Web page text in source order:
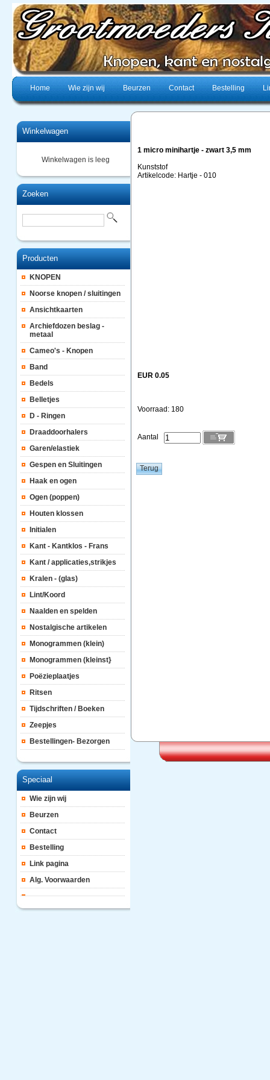
Home Wie zijn wij Beurzen Contact Bestelling
Winkelwagen
Winkelwagen is leeg
Zoeken
Producten
KNOPEN
Noorse knopen / sluitingen
Ansichtkaarten
Archiefdozen beslag -
metaal
Cameo's - Knopen
Band
Bedels
Belletjes
D - Ringen
Draaddoorhalers
Garen/elastiek
Gespen en Sluitingen
Haak en ogen
Ogen (poppen)
Houten klossen
Initialen
Kant - Kantklos - Frans
Kant / applicaties,strikjes
Kralen - (glas)
Lint/Koord
Naalden en spelden
Nostalgische artikelen
Monogrammen (klein)
Monogrammen (kleinst}
Poëzieplaatjes
Ritsen
Tijdschriften / Boeken
Zeepjes
Bestellingen- Bezorgen
Speciaal
Wie zijn wij
Beurzen
Contact
Bestelling
Link pagina
Alg. Voorwaarden
1 micro minihartje - zwart 3,5 mm
Kunststof
Artikelcode: Hartje - 010
EUR 0.05
Voorraad: 180
Aantal